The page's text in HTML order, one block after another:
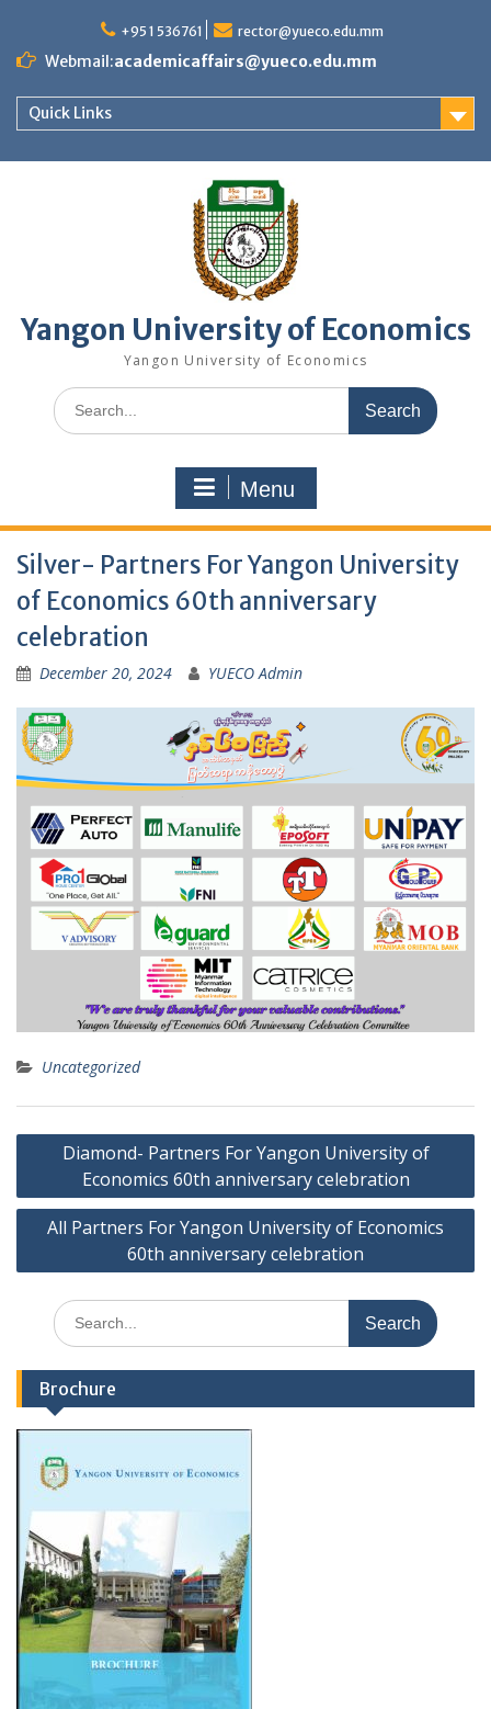
content
+95 1 536761 rector@yueco.edu.mm
Webmail:academicaffairs@yueco.edu.mm
Quick Links
Yangon University of Economics
Yangon University of Economics
Search
for:
Menu
Silver- Partners For Yangon University
of Economics 60th anniversary
celebration
December 20, 2024 YUECO Admin
Uncategorized
Post
navigation
Diamond- Partners For Yangon University of
Economics 60th anniversary celebration
All Partners For Yangon University of Economics
60th anniversary celebration
Search
for:
Brochure